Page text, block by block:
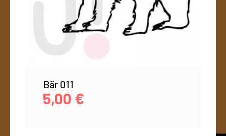
Bär 011
5,00 €